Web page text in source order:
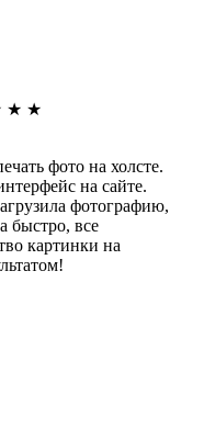
★ ★
фото на холсте.
на сайте.
фотографию,
быстро, все
картинки на